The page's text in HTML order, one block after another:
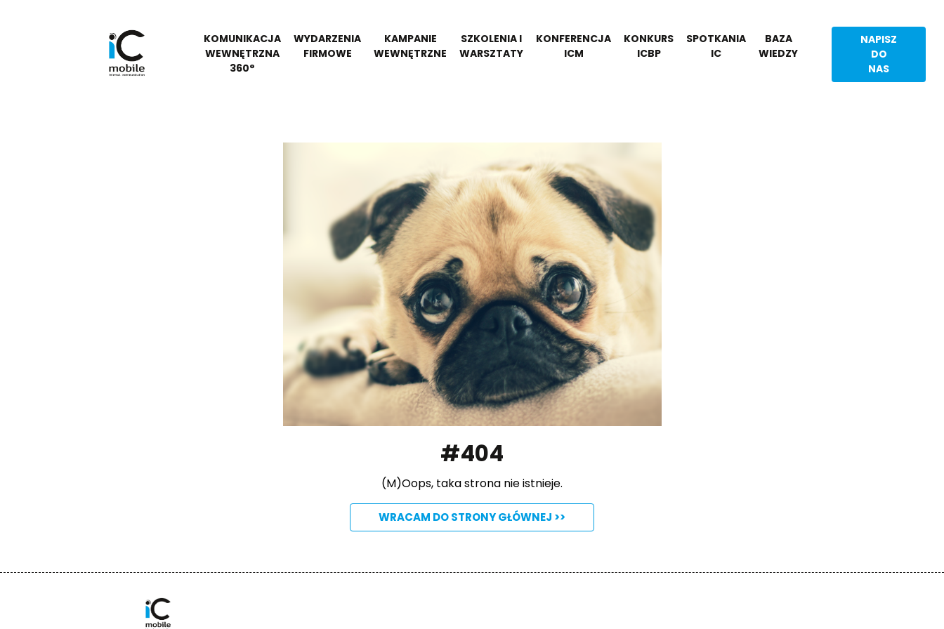
KOMUNIKACJA
WEWNĘTRZNA
360°
WYDARZENIA
FIRMOWE
KAMPANIE
WEWNĘTRZNE
SZKOLENIA I
WARSZTATY
KONFERENCJA
ICM
KONKURS
ICBP
SPOTKANIA
IC
BAZA
WIEDZY
NAPISZ
DO
NAS
#404
(M)Oops, taka strona nie istnieje.
WRACAM DO STRONY GŁÓWNEJ >>